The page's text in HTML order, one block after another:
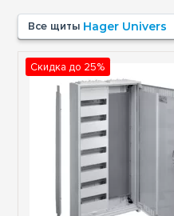
Все щиты Hager Univers
Скидка до 25%